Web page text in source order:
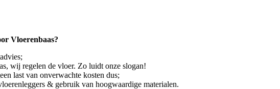
Vloerenbaas?
wij regelen de vloer. Zo luidt onze slogan!
last van onverwachte kosten dus;
& gebruik van hoogwaardige materialen.